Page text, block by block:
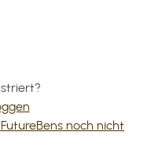
noch nicht